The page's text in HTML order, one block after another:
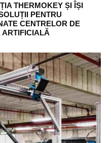
THERMOKEY ȘI ÎȘI
PENTRU
CENTRELOR DE
ARTIFICIALĂ